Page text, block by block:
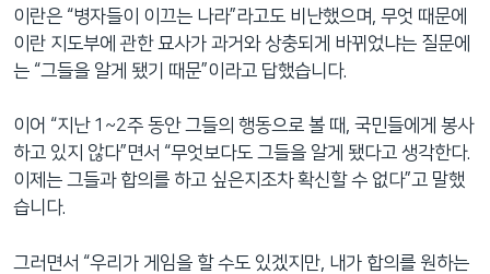
이란은 “병자들이 이끄는 나라”라고도 비난했으며, 무엇 때문에
이란 지도부에 관한 묘사가 과거와 상충되게 바뀌었냐는 질문에
는 “그들을 알게 됐기 때문”이라고 답했습니다.
이어 “지난 1~2주 동안 그들의 행동으로 볼 때, 국민들에게 봉사
하고 있지 않다”면서 “무엇보다도 그들을 알게 됐다고 생각한다.
이제는 그들과 합의를 하고 싶은지조차 확신할 수 없다”고 말했
습니다.
그러면서 “우리가 게임을 할 수도 있겠지만, 내가 합의를 원하는